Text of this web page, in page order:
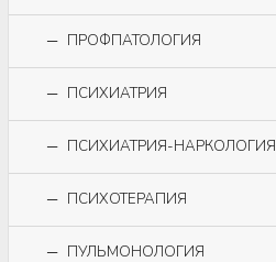
ПРОФПАТОЛОГИЯ
ПСИХИАТРИЯ
ПСИХИАТРИЯ-НАРКОЛОГИЯ
ПСИХОТЕРАПИЯ
ПУЛЬМОНОЛОГИЯ